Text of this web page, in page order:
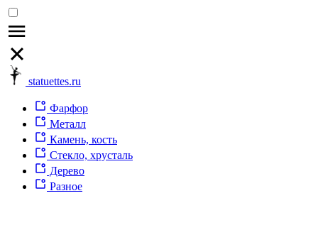
statuettes.ru
Фарфор
Металл
Камень, кость
Стекло, хрусталь
Дерево
Разное